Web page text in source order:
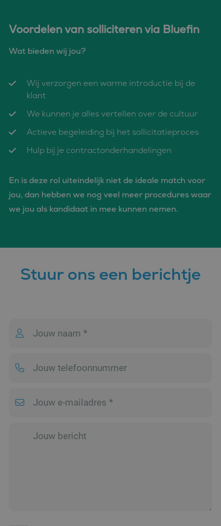
Voordelen van solliciteren via Bluefin
Wat bieden wij jou?
Wij verzorgen een warme introductie bij de
klant
We kunnen je alles vertellen over de cultuur
Actieve begeleiding bij het sollicitatieproces
Hulp bij je contractonderhandelingen
En is deze rol uiteindelijk niet de ideale match voor
jou, dan hebben we nog veel meer procedures waar
we jou als kandidaat in mee kunnen nemen.
Stuur ons een berichtje